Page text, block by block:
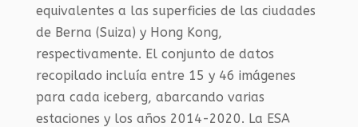
equivalentes a las superficies de las ciudades
de Berna (Suiza) y Hong Kong,
respectivamente. El conjunto de datos
recopilado incluía entre 15 y 46 imágenes
para cada iceberg, abarcando varias
estaciones y los años 2014-2020. La ESA